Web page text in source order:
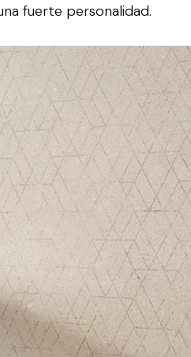
fuerte personalidad.